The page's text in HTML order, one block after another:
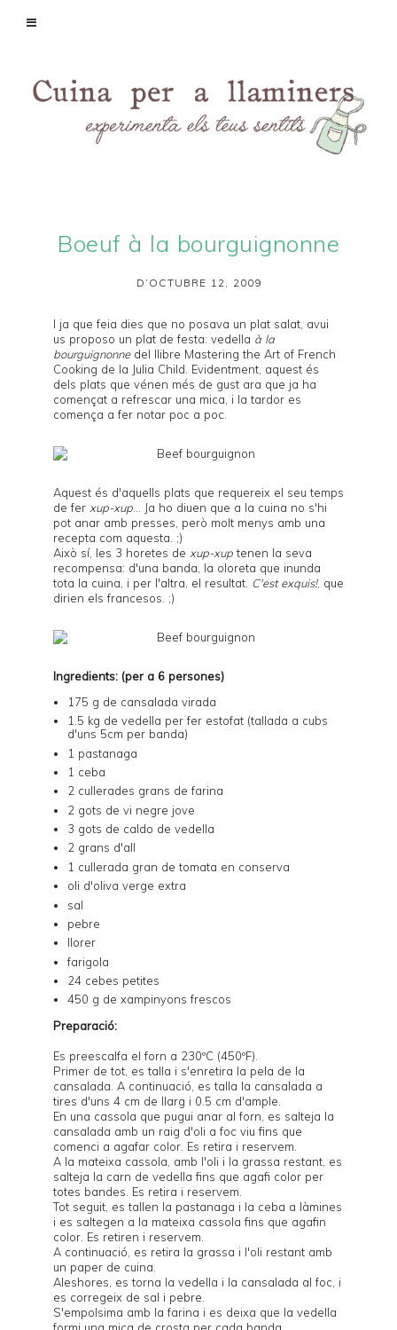
Boeuf à la bourguignonne
D’OCTUBRE 12, 2009
I ja que feia dies que no posava un plat salat, avui
us proposo un plat de festa: vedella à la
bourguignonnedel llibre Mastering the Art of French
Cooking de la Julia Child . Evidentment, aquest és
dels plats que vénen més de gust ara que ja ha
començat a refrescar una mica, i la tardor es
comença a fer notar poc a poc.
Aquest és d'aquells plats que requereix el seu temps
de fer xup-xup ... Ja ho diuen que a la cuina no s'hi
pot anar amb presses, però molt menys amb una
recepta com aquesta. ;)
Això sí, les 3 horetes de xup-xuptenen la seva
recompensa: d'una banda, la oloreta que inunda
tota la cuina, i per l'altra, el resultat. C'est exquis!, que
dirien els francesos. ;)
Ingredients: (per a 6 persones)
175 g de cansalada virada
1.5 kg de vedella per fer estofat (tallada a cubs
d'uns 5cm per banda)
1 pastanaga
1 ceba
2 cullerades grans de farina
2 gots de vi negre jove
3 gots de caldo de vedella
2 grans d'all
1 cullerada gran de tomata en conserva
oli d'oliva verge extra
sal
pebre
llorer
farigola
24 cebes petites
450 g de xampinyons frescos
Preparació:
Es preescalfa el forn a 230ºC (450ºF).
Primer de tot, es talla i s'enretira la pela de la
cansalada. A continuació, es talla la cansalada a
tires d'uns 4 cm de llarg i 0.5 cm d'ample.
En una cassola que pugui anar al forn, es salteja la
cansalada amb un raig d'oli a foc viu fins que
comenci a agafar color. Es retira i reservem.
A la mateixa cassola, amb l'oli i la grassa restant, es
salteja la carn de vedella fins que agafi color per
totes bandes. Es retira i reservem.
Tot seguit, es tallen la pastanaga i la ceba a làmines
i es saltegen a la mateixa cassola fins que agafin
color. Es retiren i reservem.
A continuació, es retira la grassa i l'oli restant amb
un paper de cuina.
Aleshores, es torna la vedella i la cansalada al foc, i
es corregeix de sal i pebre.
S'empolsima amb la farina i es deixa que la vedella
formi una mica de crosta per cada banda.